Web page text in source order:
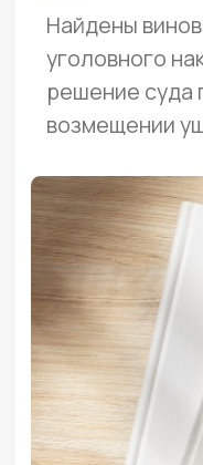
Вас будут защищать
люди —самые
и юристы